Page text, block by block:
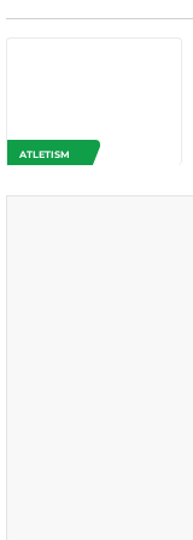
ATLETISM